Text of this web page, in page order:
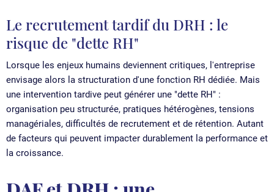
Le recrutement tardif du DRH : le
risque de "dette RH"
Lorsque les enjeux humains deviennent critiques, l'entreprise
envisage alors la structuration d'une fonction RH dédiée. Mais
une intervention tardive peut générer une "dette RH" :
organisation peu structurée, pratiques hétérogènes, tensions
managériales, difficultés de recrutement et de rétention. Autant
de facteurs qui peuvent impacter durablement la performance et
la croissance.